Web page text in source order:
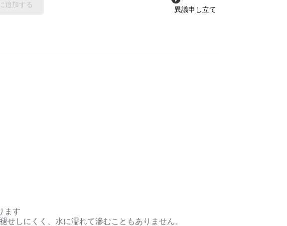
追加する
異議申し立て
ます
しにくく、水に濡れて滲むこともありません。